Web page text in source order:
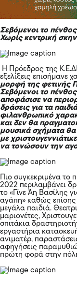
Σεβόμενοι το
Χωρίς κεντρική
Η Πρόεδρος της
εξελίξεις επισήμανε
μορφή της φετινής
Σεβόμενοι το
αποφάσισε να
δράσεις για τα
φιλανθρωπικό
και δεν θα
μουσικά σχήματα
με
να τονώσουν την
Πιο συγκεκριμένα
2022 περιλαμβάνει
το «Γίνε Άη Βασίλης
αγάπη» καθώς επίσης
μεγάλα παιδιά.
μαριονέτες,
σπιτάκια
εργαστήρια
ανιματέρ,
αφηγήσεις
πρώτη φορά στην